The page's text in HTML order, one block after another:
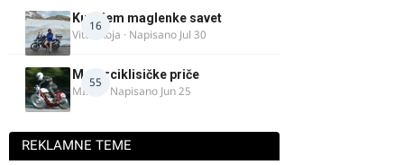
16
Kupujem maglenke savet
Vitez Koja · Napisano Jul 30
55
Motorciklisičke priče
MIHO · Napisano Jun 25
REKLAMNE TEME